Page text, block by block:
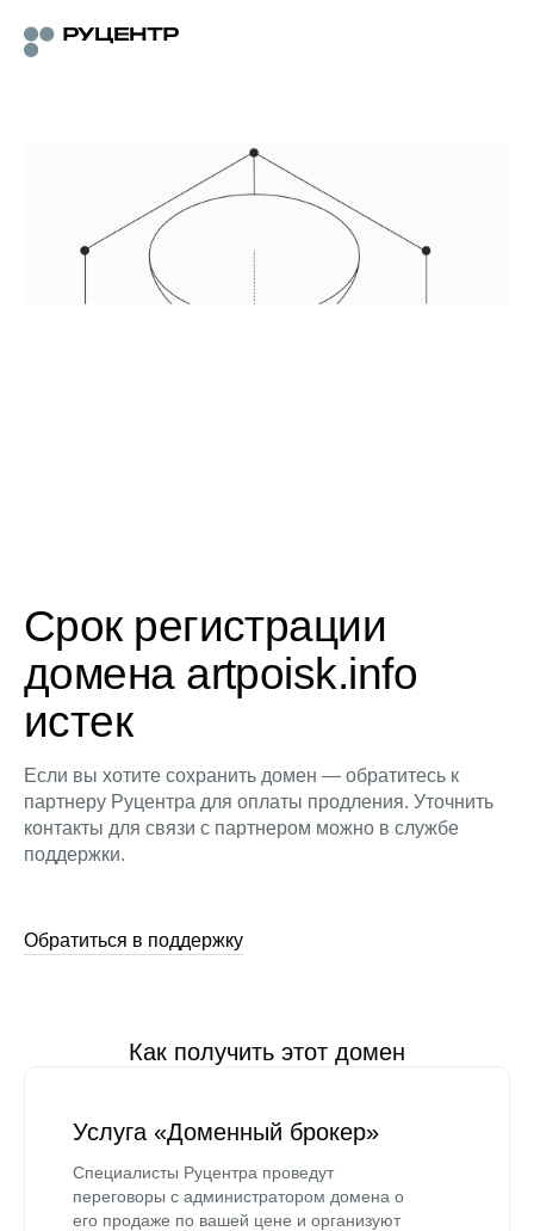
Срок регистрации
домена artpoisk.info
истек
Если вы хотите сохранить домен — обратитесь к
партнеру Руцентра для оплаты продления. Уточнить
контакты для связи с партнером можно в службе
поддержки.
Обратиться в поддержку
Как получить этот домен
Услуга «Доменный брокер»
Специалисты Руцентра проведут
переговоры с администратором домена о
его продаже по вашей цене и организуют